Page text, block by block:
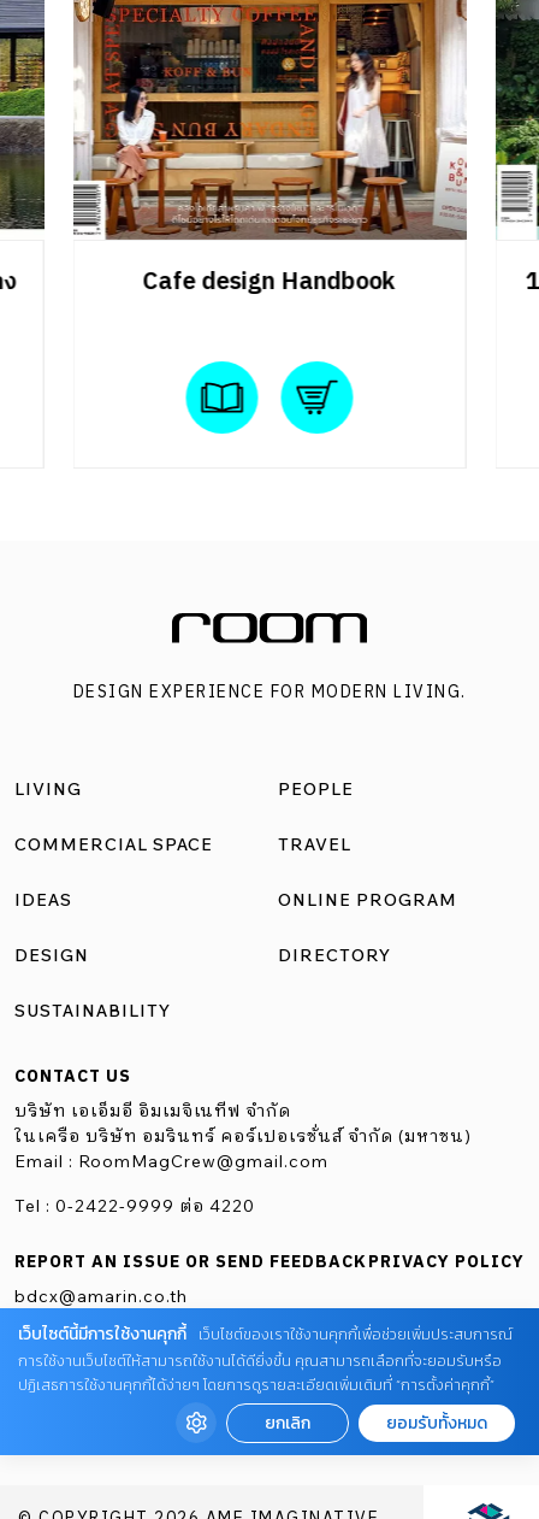
ต่าง ๆ ทั้งยังช่วยพรางอาคารทั้งหลังให้กลมกลืนไปกับผืนป่า
รอบด้านได้อย่างดี ช่องเปิดเหล่านี้ เป็นตัวกำหนดมุมมอง และ
แนวลมที่ไหลผ่านตัวบ้านไปพร้อมกัน ในส่วนที่ต้องการความ
เป็นส่วนตัวจะมีแนวกำแพงซ้อนกันสองชั้นเพื่อให้มุมมองที่ดู
เหลื่อมซ้อนกัน สร้างให้เกิดความจำเพาะของตำแหน่งที่มองทะลุ
ผ่านได้ แม้จะช่วยปิดกั้นสร้างความเป็นส่วนตัว แต่ก็ยังรู้สึก
ปลอดโปร่ง ไม่อึดอัด แม้วัสดุ CO2-SUICOM ที่นำมาใช้ก่อสร้าง
บ้านหลังนี้ ยังอยู่ในขั้นตอนการพัฒนา แต่คาดว่าจะสามารถ
Cafe design Handbook
DESIGN EXPERIENCE FOR MODERN LIVING.
LIVING
COMMERCIAL SPACE
IDEAS
DESIGN
SUSTAINABILITY
PEOPLE
TRAVEL
ONLINE PROGRAM
DIRECTORY
CONTACT US
บริษัท เอเอ็มอี อิมเมจิเนทีฟ จำกัด
ในเครือ บริษัท อมรินทร์ คอร์เปอเรชั่นส์ จำกัด (มหาชน)
Email : RoomMagCrew@gmail.com
Tel : 0-2422-9999 ต่อ 4220
REPORT AN ISSUE OR SEND FEEDBACK
bdcx@amarin.co.th
PRIVACY POLICY
เว็บไซต์นี้มีการใช้งานคุกกี้
เว็บไซต์ของเราใช้งานคุกกี้เพื่อช่วยเพิ่มประสบการณ์
การใช้งานเว็บไซต์ให้สามารถใช้งานได้ดียิ่งขึ้น คุณสามารถเลือกที่จะยอมรับหรือ
ปฏิเสธการใช้งานคุกกี้ได้ง่ายๆ โดยการดูรายละเอียดเพิ่มเติมที่ “การตั้งค่าคุกกี้”
ยกเลิก ยอมรับทั้งหมด